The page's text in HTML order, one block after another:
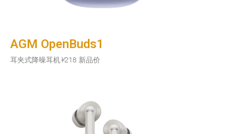
AGM OpenBuds1
耳夹式降噪耳机¥218 新品价